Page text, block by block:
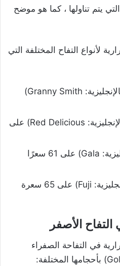
يتم تناولها ، كما هو موضح
لأنواع التفاح المختلفة التي
يحتوي التفاح الأخضر (بالإنجليزية: Granny Smith)
يحتوي التفاح الأحمر (بالإنجليزية: Red Delicious) على
يحتوي تفاح جالا (بالإنجليزية: Gala) على 61 سعرًا
يحتوي تفاح فوجي (بالإنجليزية: Fuji) على 65 سعرة
الأصفر
في التفاحة الصفراء